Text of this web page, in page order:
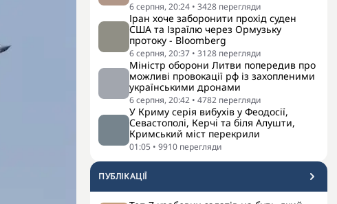
6 серпня, 20:24 • 3428 перегляди
Іран хоче заборонити прохід суден
США та Ізраїлю через Ормузьку
протоку - Bloomberg
6 серпня, 20:37 • 3128 перегляди
Міністр оборони Литви попередив про
можливі провокації рф із захопленими
українськими дронами
6 серпня, 20:42 • 4782 перегляди
У Криму серія вибухів у Феодосії,
Севастополі, Керчі та біля Алушти,
Кримський міст перекрили
01:05 • 9910 перегляди
ПУБЛІКАЦІЇ